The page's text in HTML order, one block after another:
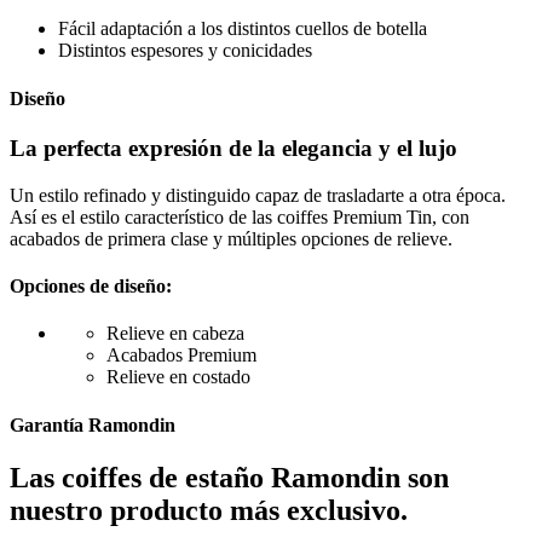
Fácil adaptación a los distintos cuellos de botella
Distintos espesores y conicidades
Diseño
La perfecta expresión de la elegancia y el lujo
Un estilo refinado y distinguido capaz de trasladarte a otra época.
Así es el estilo característico de las coiffes Premium Tin, con
acabados de primera clase y múltiples opciones de relieve.
Opciones de diseño:
Relieve en cabeza
Acabados Premium
Relieve en costado
Garantía Ramondin
Las coiffes de estaño Ramondin son
nuestro producto más exclusivo.